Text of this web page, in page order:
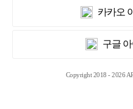
카카오
구글
Copyright 2018 - 2026